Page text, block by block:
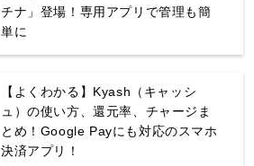
チナ」登場！専用アプリで管理も簡
単に
【よくわかる】Kyash（キャッシ
ュ）の使い方、還元率、チャージま
とめ！Google Payにも対応のスマホ
決済アプリ！